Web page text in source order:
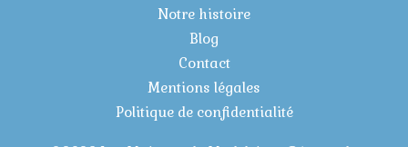
Notre histoire
Blog
Contact
Mentions légales
Politique de confidentialité